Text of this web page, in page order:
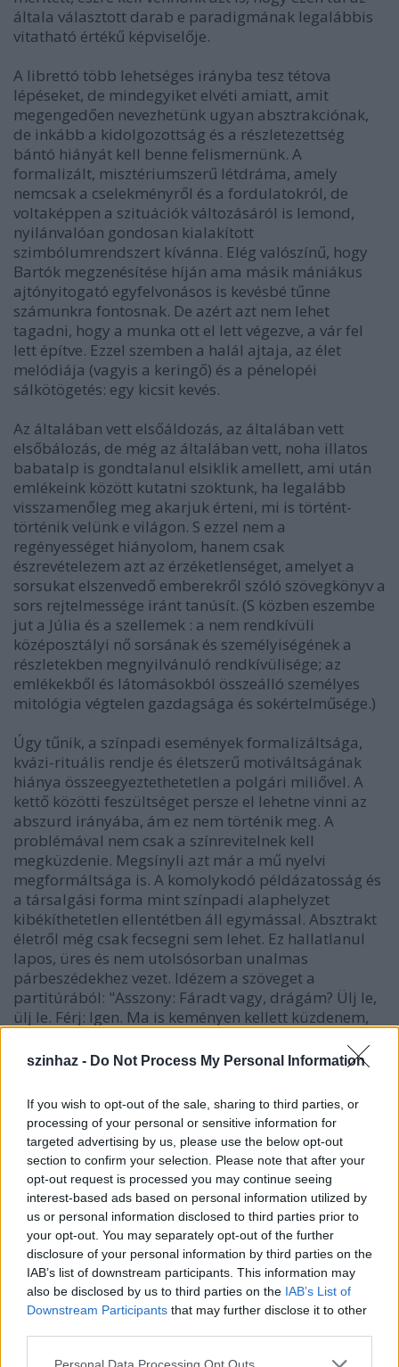
szinhaz - Do Not Process My Personal Information
If you wish to opt-out of the sale, sharing to third parties, or
processing of your personal or sensitive information for
targeted advertising by us, please use the below opt-out
section to confirm your selection. Please note that after your
opt-out request is processed you may continue seeing
interest-based ads based on personal information utilized by
us or personal information disclosed to third parties prior to
your opt-out. You may separately opt-out of the further
disclosure of your personal information by third parties on the
IAB’s list of downstream participants. This information may
also be disclosed by us to third parties on the IAB’s List of
Downstream Participants that may further disclose it to other
Please note that this website/app uses one or more Google
Personal Data Processing Opt Outs
általa választott darab e paradigmának legalábbis
vitatható értékű képviselője.
A librettó több lehetséges irányba tesz tétova
lépéseket, de mindegyiket elvéti amiatt, amit
megengedően nevezhetünk ugyan absztrakciónak,
de inkább a kidolgozottság és a részletezettség
bántó hiányát kell benne felismernünk. A
formalizált, misztériumszerű létdráma, amely
nemcsak a cselekményről és a fordulatokról, de
voltaképpen a szituációk változásáról is lemond,
nyilánvalóan gondosan kialakított
szimbólumrendszert kívánna. Elég valószínű, hogy
Bartók megzenésítése híján ama másik mániákus
ajtónyitogató egyfelvonásos is kevésbé tűnne
számunkra fontosnak. De azért azt nem lehet
tagadni, hogy a munka ott el lett végezve, a vár fel
lett építve. Ezzel szemben a halál ajtaja, az élet
melódiája (vagyis a keringő) és a pénelopéi
sálkötögetés: egy kicsit kevés.
Az általában vett elsőáldozás, az általában vett
elsőbálozás, de még az általában vett, noha illatos
babatalp is gondtalanul elsiklik amellett, ami után
emlékeink között kutatni szoktunk, ha legalább
visszamenőleg meg akarjuk érteni, mi is történt-
történik velünk e világon. S ezzel nem a
regényességet hiányolom, hanem csak
észrevételezem azt az érzéketlenséget, amelyet a
sorsukat elszenvedő emberekről szóló szövegkönyv a
sors rejtelmessége iránt tanúsít. (S közben eszembe
jut a Júlia és a szellemek : a nem rendkívüli
középosztályi nő sorsának és személyiségének a
részletekben megnyilvánuló rendkívülisége; az
emlékekből és látomásokból összeálló személyes
mitológia végtelen gazdagsága és sokértelműsége.)
Úgy tűnik, a színpadi események formalizáltsága,
kvázi-rituális rendje és életszerű motiváltságának
hiánya összeegyeztethetetlen a polgári miliővel. A
kettő közötti feszültséget persze el lehetne vinni az
abszurd irányába, ám ez nem történik meg. A
problémával nem csak a színrevitelnek kell
megküzdenie. Megsínyli azt már a mű nyelvi
megformáltsága is. A komolykodó példázatosság és
a társalgási forma mint színpadi alaphelyzet
kibékíthetetlen ellentétben áll egymással. Absztrakt
életről még csak fecsegni sem lehet. Ez hallatlanul
lapos, üres és nem utolsósorban unalmas
párbeszédekhez vezet. Idézem a szöveget a
partitúrából: "Asszony: Fáradt vagy, drágám? Ülj le,
ülj le. Férj: Igen. Ma is keményen kellett küzdenem,
pihend ki magad, drágám. Mindjárt itt lesz a tea.
kell állni. Ez a dolgunk. Asszony: Hát persze drágám,
de itthon mindig kipihenheted magad."
Értem én, hogy a szereplők "elbeszélnek egymás
mellett", ahogyan azt a műsorfüzetben a szerző is
írja. Elbeszéltek már Maeterlinck Pelléas ában is,
ahol minden idők legstilizáltabb időjárási
társalgásait olvashatja-hallhatja az ember. De meg
lehet közelíteni a nyelv funkciójával kapcsolatos
kételyeket és az emberi kommunikáció
lehetetlenségének érzését a másik oldalról is,
felmutatva a jelentésüket vesztett nyelvi fordulatok
hulladékszerűségét. Ez persze a színpadi beszéd